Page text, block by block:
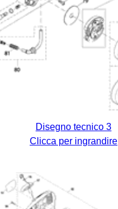
Disegno tecnico 3
Clicca per ingrandire